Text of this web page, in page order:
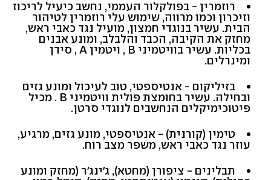
רוזמרין - בפולקלור העממי, נחשב כיעיל לריכוז
וזיכרון וכמו מרווה, שימוש עלי רוזמרין לטיהור
הבית. עשיר בנוגדי חמצון, מועיל נגד כאבי ראש,
מחזק את הקיבה, הכבד והלבלב, ומונע אבנים
בכליות. עשיר בוויטמיני B , ויטמין A , סידן
ומינרלים.
בזיליקום - אנטיספטי, טוב לעיכול ומונע גזים
ובחילה. עשיר בחומצת פולית וויטמיני B . מכיל
פיטוכימיקלים הנחשבים לנוגדי סרטן.
טימין (קורנית) - אנטיספטי, מונע גזים, מרגיע,
עוזר נגד כאבי ראש, משפר מצב רוח.
תבלינים - ציפורן (מחטא), ג'ינג'ר (מחזק ומונע